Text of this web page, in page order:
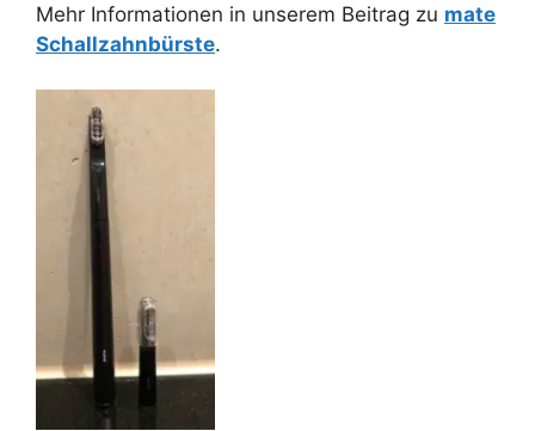
Mehr Informationen in unserem Beitrag zu mate
Schallzahnbürste.